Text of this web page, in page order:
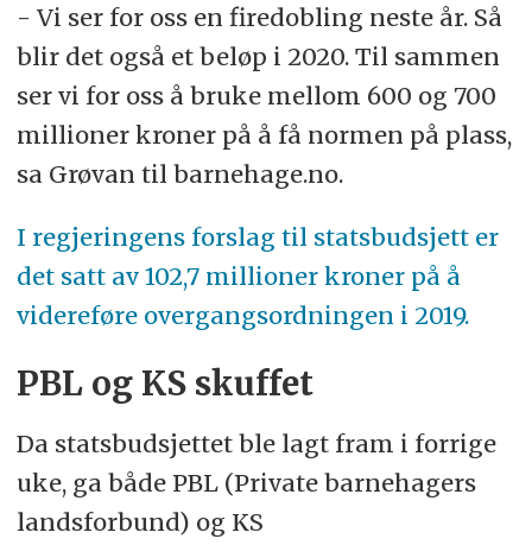
- Vi ser for oss en firedobling neste år. Så
blir det også et beløp i 2020. Til sammen
ser vi for oss å bruke mellom 600 og 700
millioner kroner på å få normen på plass,
sa Grøvan til barnehage.no.
I regjeringens forslag til statsbudsjett er
det satt av 102,7 millioner kroner på å
videreføre overgangsordningen i 2019.
PBL og KS skuffet
Da statsbudsjettet ble lagt fram i forrige
uke, ga både PBL (Private barnehagers
landsforbund) og KS